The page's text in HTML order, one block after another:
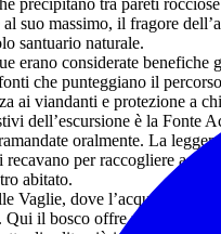
suo massimo, il fragore
santuario naturale.
erano considerate benefiche
che punteggiano il
ai viandanti e protezione a chi
dell’escursione è la Fonte
oralmente. La
per raccogliere acqua
abitato.
Vaglie, dove l’acqua sgorga
il bosco offre una piacevole